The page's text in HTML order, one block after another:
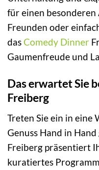
für einen besonderen
Freunden oder
das Comedy Dinner
Gaumenfreude und
Das erwartet Sie
Freiberg
Treten Sie ein in eine
Genuss Hand in
Freiberg präsentiert
kuratiertes